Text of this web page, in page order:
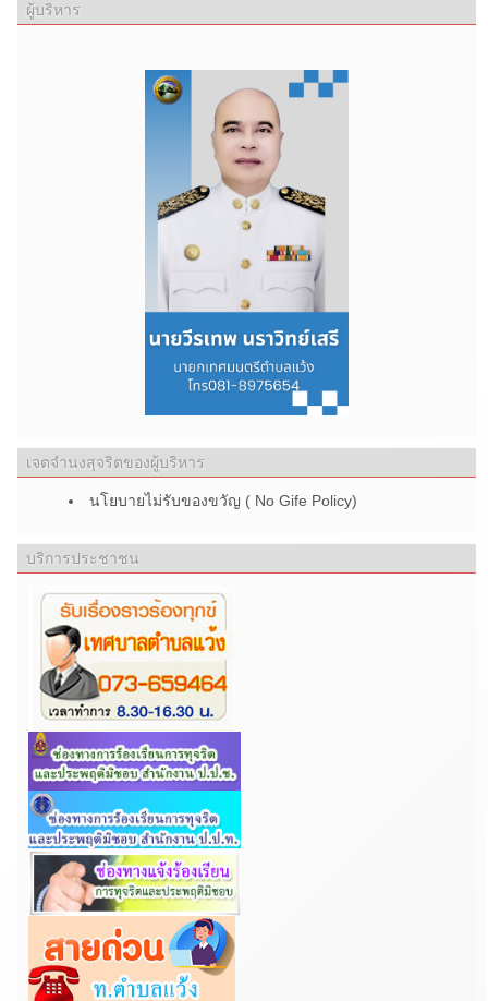
ผู้บริหาร
เจตจำนงสุจริตของผู้บริหาร
นโยบายไม่รับของขวัญ ( No Gife Policy)
บริการประชาชน